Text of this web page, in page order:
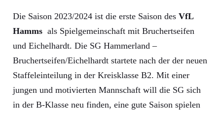
Die Saison 2023/2024 ist die erste Saison des VfL
Hamms als Spielgemeinschaft mit Bruchertseifen
und Eichelhardt. Die SG Hammerland –
Bruchertseifen/Eichelhardt startete nach der der neuen
Staffeleinteilung in der Kreisklasse B2. Mit einer
jungen und motivierten Mannschaft will die SG sich
in der B-Klasse neu finden, eine gute Saison spielen